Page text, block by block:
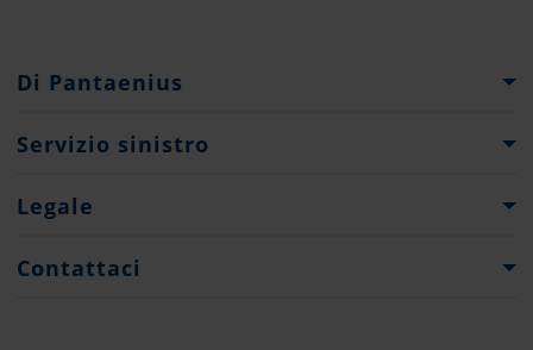
Di Pantaenius
Gruppo Pantaenius
Partner
Press
Servizio sinistro
Cosa fare...?
Legale
Note Legali
Contattaci